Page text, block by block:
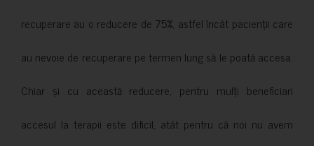
recuperare au o reducere de 75%, astfel încât pacienții care
au nevoie de recuperare pe termen lung să le poată accesa.
Chiar și cu această reducere, pentru mulți beneficiari
accesul la terapii este dificil, atât pentru că noi nu avem